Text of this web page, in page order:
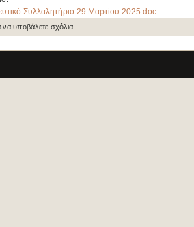
Συλλαλητήριο 29 Μαρτίου 2025.doc
να υποβάλετε σχόλια